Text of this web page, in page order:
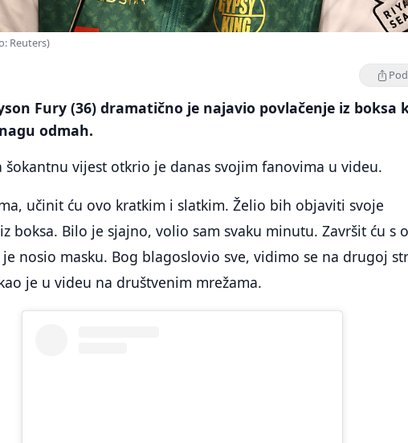
Reuters)
Fury (36) dramatično je najavio povlačenje iz boksa
odmah.
šokantnu vijest otkrio je danas svojim fanovima u videu.
učinit ću ovo kratkim i slatkim. Želio bih objaviti svoje
boksa. Bilo je sjajno, volio sam svaku minutu. Završit ću s
je nosio masku. Bog blagoslovio sve, vidimo se na drugoj
je u videu na društvenim mrežama.